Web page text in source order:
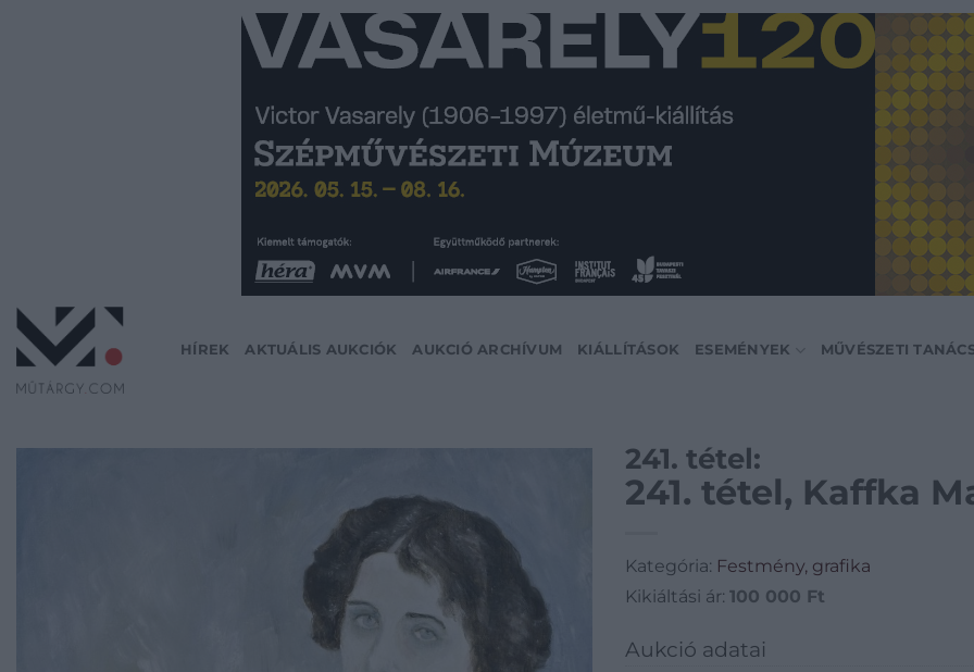
HÍREK AKTUÁLIS AUKCIÓK AUKCIÓ ARCHÍVUM KIÁLLÍTÁSOK ESEMÉNYEK MŰVÉSZETI
241. tétel:
241. tétel, Kaffka
Kategória: Festmény, grafika
Kikiáltási ár: 100 000 Ft
Aukció adatai